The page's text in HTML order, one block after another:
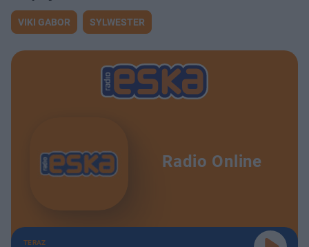
VIKI GABOR SYLWESTER
Radio Online
TERAZ